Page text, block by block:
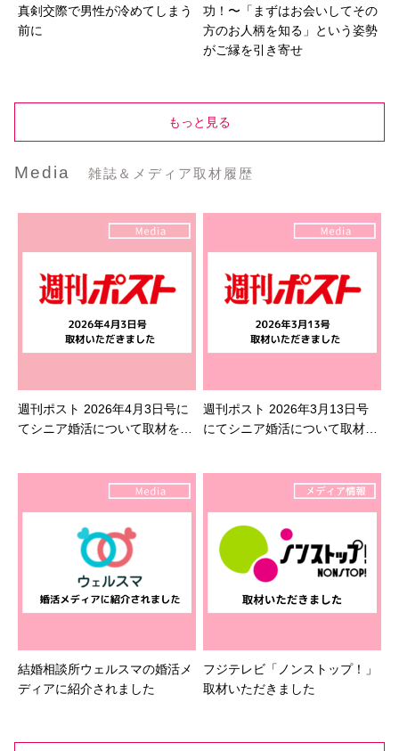
真剣交際で男性が冷めてしまう
前に
功！〜「まずはお会いしてその
方のお人柄を知る」という姿勢
がご縁を引き寄せ
もっと見る
Media 雑誌＆メディア取材履歴
週刊ポスト 2026年4月3日号に
てシニア婚活について取材を受
週刊ポスト 2026年3月13日号
にてシニア婚活について取材を
結婚相談所ウェルスマの婚活メ
ディアに紹介されました
フジテレビ「ノンストップ！」
取材いただきました